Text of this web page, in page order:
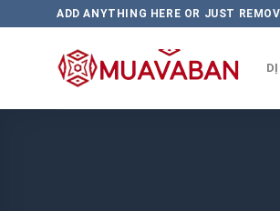
to
ADD ANYTHING HERE OR JUST